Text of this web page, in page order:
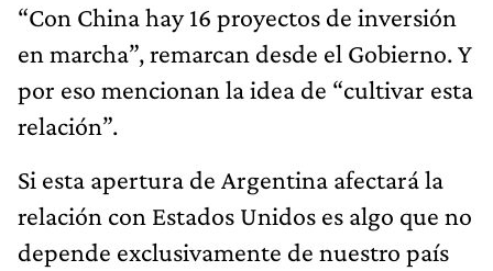
“Con China hay 16 proyectos de inversión
en marcha”, remarcan desde el Gobierno. Y
por eso mencionan la idea de “cultivar esta
relación”.
Si esta apertura de Argentina afectará la
relación con Estados Unidos es algo que no
depende exclusivamente de nuestro país